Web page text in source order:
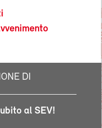
DI
al SEV!